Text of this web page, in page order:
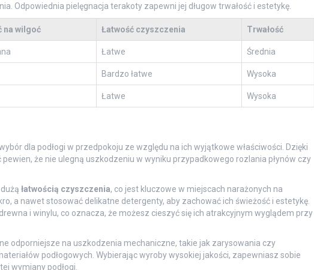
Odpowiednia pielęgnacja terakoty zapewni jej długow trwałość i estetykę.
na wilgoć Łatwość czyszczenia Trwałość
Łatwe Średnia
Bardzo łatwe Wysoka
Łatwe Wysoka
dla podłogi w przedpokoju ze względu na ich wyjątkowe właściwości. Dzięki
pewien, że nie ulegną uszkodzeniu w wyniku przypadkowego rozlania płynów czy
łatwością czyszczenia, co jest kluczowe w miejscach narażonych na
a nawet stosować delikatne detergenty, aby zachować ich świeżość i estetykę.
i winylu, co oznacza, że możesz cieszyć się ich atrakcyjnym wyglądem przy
odporniejsze na uszkodzenia mechaniczne, takie jak zarysowania czy
podłogowych. Wybierając wyroby wysokiej jakości, zapewniasz sobie
wymiany podłogi.